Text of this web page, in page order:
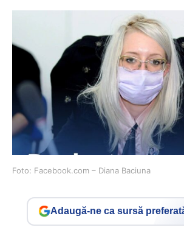
Foto: Facebook.com – Diana Baciuna
Adaugă-ne ca sursă